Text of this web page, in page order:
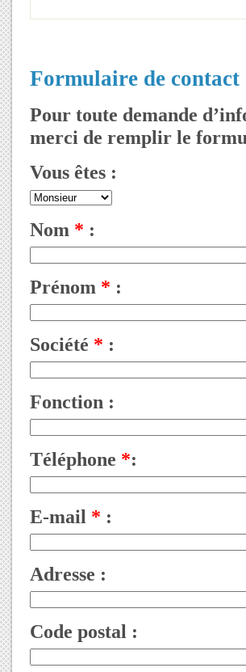
Formulaire de contact
Pour toute demande
merci de remplir le
Vous êtes :
Nom * :
Prénom * :
Société * :
Fonction :
Téléphone *:
E-mail * :
Adresse :
Code postal :